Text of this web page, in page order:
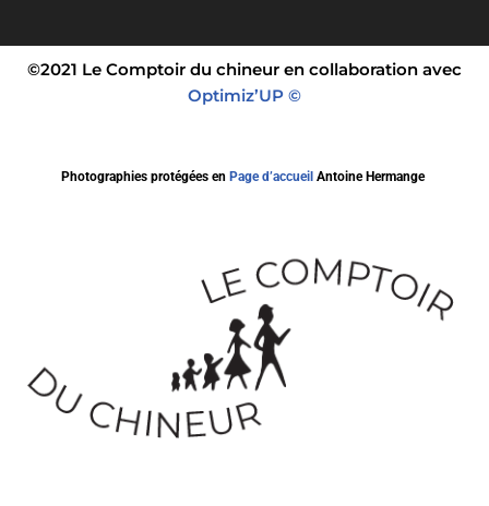
©2021 Le Comptoir du chineur en collaboration avec
Optimiz’UP ©
Photographies protégées en Page d’accueil Antoine Hermange